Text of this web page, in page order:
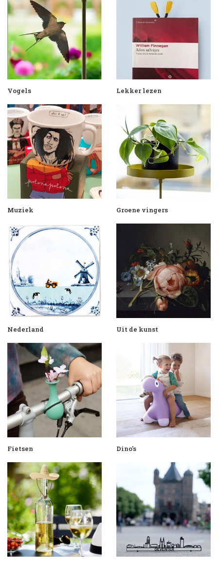
Vogels Lekker lezen
Muziek Groene vingers
Nederland Uit de kunst
Fietsen Dino's